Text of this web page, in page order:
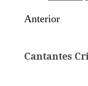
Sigue
Anterior
Cantantes